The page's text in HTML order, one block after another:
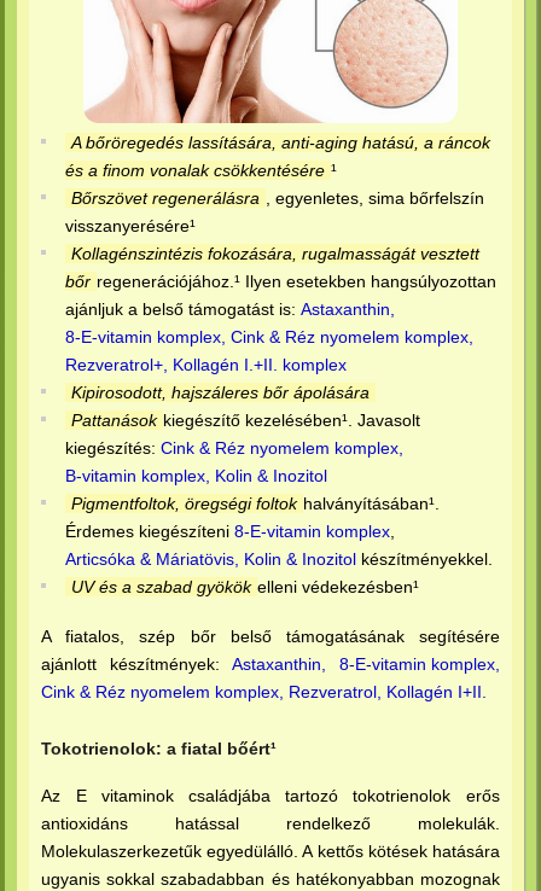
A bőröregedés lassítására, anti-aging hatású, a ráncok
és a finom vonalak csökkentésére ¹
Bőrszövet regenerálásra
, egyenletes, sima bőrfelszín
visszanyerésére¹
Kollagénszintézis fokozására, rugalmasságát vesztett
bőr regenerációjához.¹ Ilyen esetekben hangsúlyozottan
ajánljuk a belső támogatást is:Astaxanthin,
8-E-vitamin komplex, Cink & Réz nyomelem komplex,
Rezveratrol+, Kollagén I.+II. komplex
Kipirosodott, hajszáleres bőr ápolására
Pattanások kiegészítő kezelésében¹. Javasolt
kiegészítés:Cink & Réz nyomelem komplex,
B-vitamin komplex, Kolin & Inozitol
Pigmentfoltok, öregségi foltok halványításában¹.
Érdemes kiegészíteni8-E-vitamin komplex
Articsóka & Máriatövis, Kolin & Inozitol készítményekkel.
UV és a szabad gyökök elleni védekezésben¹
A fiatalos, szép bőr belső támogatásának segítésére
ajánlott készítmények:Astaxanthin,
8-E-vitamin komplex,
Cink & Réz nyomelem komplex, Rezveratrol, Kollagén I+II.
Tokotrienolok: a fiatal bőért¹
Az E vitaminok családjába tartozó tokotrienolok erős
antioxidáns hatással rendelkező molekulák.
Molekulaszerkezetűk egyedülálló. A kettős kötések hatására
ugyanis sokkal szabadabban és hatékonyabban mozognak